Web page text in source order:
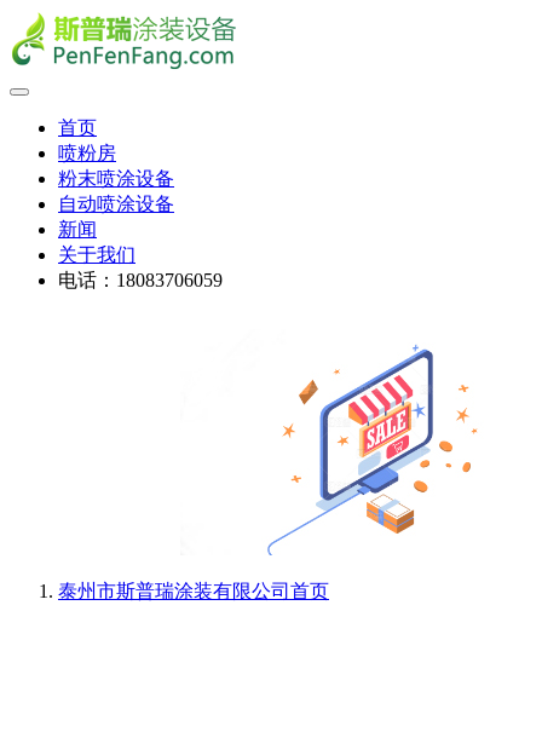
首页
喷粉房
粉末喷涂设备
自动喷涂设备
新闻
关于我们
电话：18083706059
泰州市斯普瑞涂装有限公司 首页